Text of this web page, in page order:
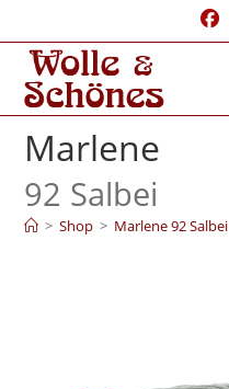
Marlene
92 Salbei
> Shop > Marlene 92 Salbei